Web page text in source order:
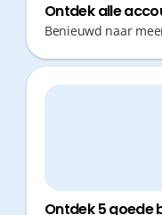
Ontdek alle
Benieuwd naar
Ontdek 5 goede